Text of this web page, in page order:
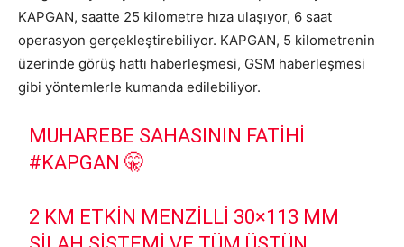
KAPGAN, saatte 25 kilometre hıza ulaşıyor, 6 saat
operasyon gerçekleştirebiliyor. KAPGAN, 5 kilometrenin
üzerinde görüş hattı haberleşmesi, GSM haberleşmesi
gibi yöntemlerle kumanda edilebiliyor.
MUHAREBE SAHASININ FATIHI
#KAPGAN 🤫
2 KM ETKIN MENZILLI 30×113 MM